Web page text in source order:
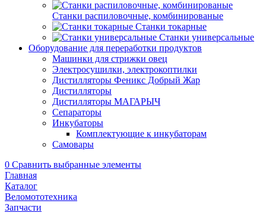
Станки распиловочные, комбинированые
Станки токарные
Станки универсальные
Оборудование для переработки продуктов
Машинки для стрижки овец
Электросушилки, электрокоптилки
Дистилляторы Феникс Добрый Жар
Дистилляторы
Дистилляторы МАГАРЫЧ
Сепараторы
Инкубаторы
Комплектующие к инкубаторам
Самовары
0 Сравнить выбранные элементы
Главная
Каталог
Веломототехника
Запчасти